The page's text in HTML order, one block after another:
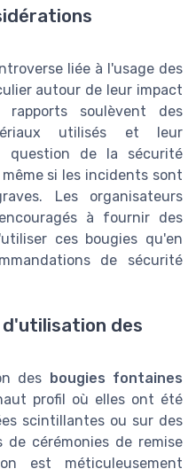
liée à l'usage des
autour de leur impact
rapports soulèvent des
utilisés et leur
question de la sécurité
si les incidents sont
Les organisateurs
à fournir des
ces bougies qu'en
de sécurité
des
des bougies fontaines
profil où elles ont été
scintillantes ou sur des
cérémonies de remise
est méticuleusement